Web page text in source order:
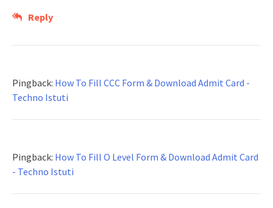
Reply
Pingback: How To Fill CCC Form & Download Admit Card -
Techno Istuti
Pingback: How To Fill O Level Form & Download Admit Card
- Techno Istuti